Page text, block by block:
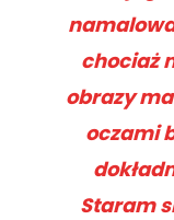
chociaż
obrazy
oczami
Staram